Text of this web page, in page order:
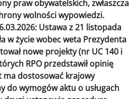
praw obywatelskich, zwłaszcza
wolności wypowiedzi.
Ustawa z 21 listopada
w życie wobec weta Prezydenta
nowe projekty (nr UC 140 i
RPO przedstawił opinię
ma dostosować krajowy
do wymogów aktu o usługach